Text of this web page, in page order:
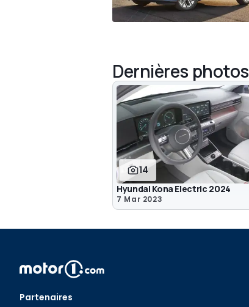
Dernières photos
14
Hyundai Kona Electric 2024
7 Mar 2023
Partenaires